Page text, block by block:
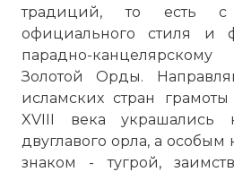
традиций, то есть с
официального стиля и
парадно-канцелярскому
Золотой Орды.
исламских стран
XVIII века украшались
двуглавого орла, а
знаком - тугрой,